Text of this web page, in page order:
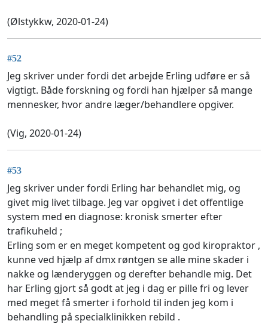
(Ølstykkw, 2020-01-24)
#52
Jeg skriver under fordi det arbejde Erling udføre er så
vigtigt. Både forskning og fordi han hjælper så mange
mennesker, hvor andre læger/behandlere opgiver.
(Vig, 2020-01-24)
#53
Jeg skriver under fordi Erling har behandlet mig, og
givet mig livet tilbage. Jeg var opgivet i det offentlige
system med en diagnose: kronisk smerter efter
trafikuheld ;
Erling som er en meget kompetent og god kiropraktor ,
kunne ved hjælp af dmx røntgen se alle mine skader i
nakke og lænderyggen og derefter behandle mig. Det
har Erling gjort så godt at jeg i dag er pille fri og lever
med meget få smerter i forhold til inden jeg kom i
behandling på specialklinikken rebild .